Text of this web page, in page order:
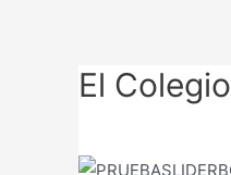
El Colegio